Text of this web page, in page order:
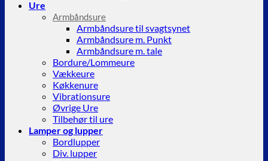
Ure
Armbåndsure
Armbåndsure til svagtsynet
Armbåndsure m. Punkt
Armbåndsure m. tale
Bordure/Lommeure
Vækkeure
Køkkenure
Vibrationsure
Øvrige Ure
Tilbehør til ure
Lamper og lupper
Bordlupper
Div. lupper